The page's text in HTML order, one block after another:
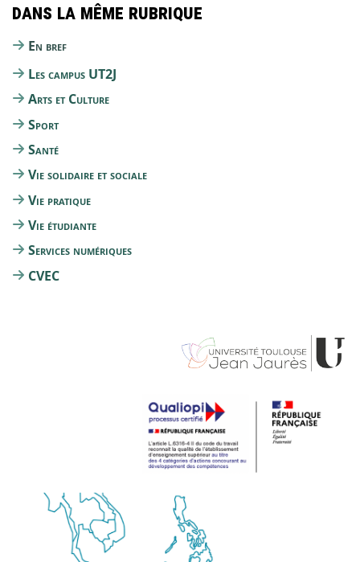
Dans la même rubrique
En bref
Les campus UT2J
Arts et Culture
Sport
Santé
Vie solidaire et sociale
Vie pratique
Vie étudiante
Services numériques
CVEC